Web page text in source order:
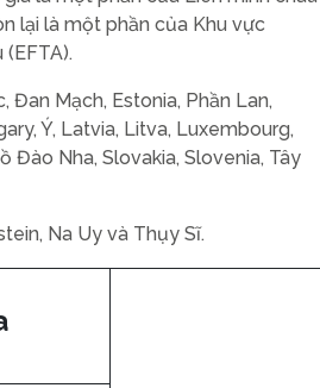
lại là một phần của Khu vực
Đan Mạch, Estonia, Phần Lan,
Ý, Latvia, Litva, Luxembourg,
Đào Nha, Slovakia, Slovenia, Tây
Na Uy và Thụy Sĩ.